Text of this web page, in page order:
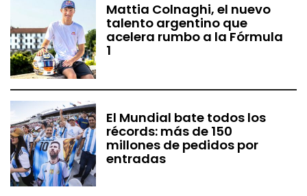
Mattia Colnaghi, el nuevo
talento argentino que
acelera rumbo a la Fórmula
1
El Mundial bate todos los
récords: más de 150
millones de pedidos por
entradas